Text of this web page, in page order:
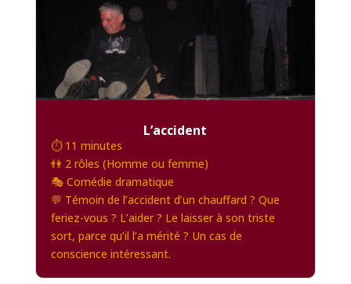
L’accident
⏱️ 11 minutes
👫 2 rôles (Homme ou femme)
🎭 Comédie dramatique
💬 Témoin de l’accident d’un chauffard ? Que
feriez-vous ? L’aider ? Le laisser à son triste
sort, parce qu’il l’a mérité ? Un cas de
conscience intéressant.